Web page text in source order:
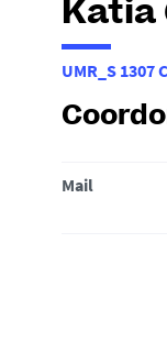
ê
t
e
s
i
i
Katia
UMR_S
Mail